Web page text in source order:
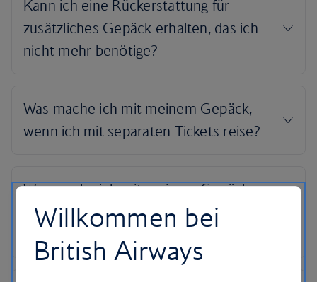
Willkommen bei
British Airways